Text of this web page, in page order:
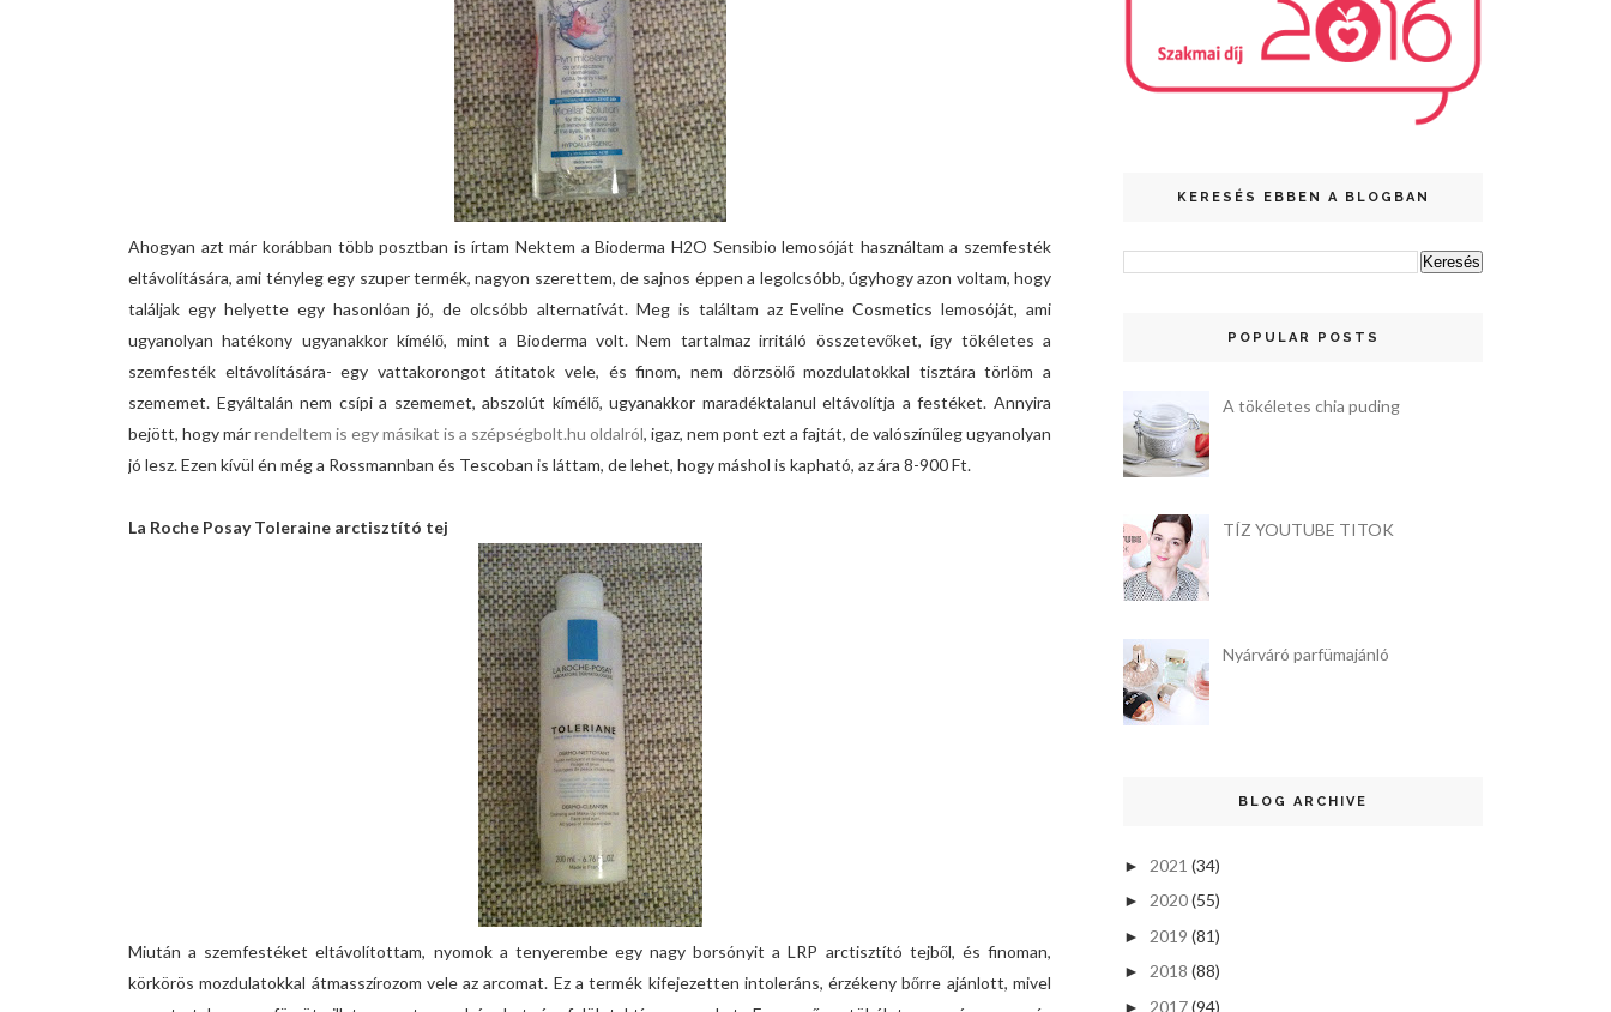
Ahogyan azt már korábban több posztban is írtam Nektem a Bioderma H2O Sensibio lemosóját használtam a szemfesték
eltávolítására, ami tényleg egy szuper termék, nagyon szerettem, de sajnos éppen a legolcsóbb, úgyhogy azon voltam, hogy
találjak egy helyette egy hasonlóan jó, de olcsóbb alternatívát. Meg is találtam az Eveline Cosmetics lemosóját, ami
ugyanolyan hatékony ugyanakkor kímélő, mint a Bioderma volt. Nem tartalmaz irritáló összetevőket, így tökéletes a
szemfesték eltávolítására- egy vattakorongot átitatok vele, és finom, nem dörzsölő mozdulatokkal tisztára törlöm a
szememet. Egyáltalán nem csípi a szememet, abszolút kímélő, ugyanakkor maradéktalanul eltávolítja a festéket. Annyira
bejött, hogy márrendeltem is egy másikat is a szépségbolt.hu oldalról, igaz, nem pont ezt a fajtát, de valószínűleg ugyanolyan
jó lesz. Ezen kívül én még a Rossmannban és Tescoban is láttam, de lehet, hogy máshol is kapható, az ára 8-900 Ft.
La Roche Posay Toleraine arctisztító tej
Miután a szemfestéket eltávolítottam, nyomok a tenyerembe egy nagy borsónyit a LRP arctisztító tejből, és finoman,
körkörös mozdulatokkal átmasszírozom vele az arcomat. Ez a termék kifejezetten intoleráns, érzékeny bőrre ajánlott, mivel
KERESÉS EBBEN A BLOGBAN
POPULAR POSTS
A tökéletes chia puding
TÍZ YOUTUBE TITOK
Nyárváró parfümajánló
BLOG ARCHIVE
► 2021 (34)
► 2020(55)
► 2019 (81)
► 2018 (88)
► 2017(94)